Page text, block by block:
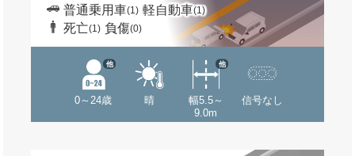
普通乗用車(1) 軽自動車(1)
死亡(1) 負傷(0)
0～24歳
他
晴
幅5.5～
9.0m
他
信号なし